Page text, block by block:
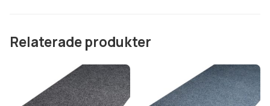
Relaterade produkter